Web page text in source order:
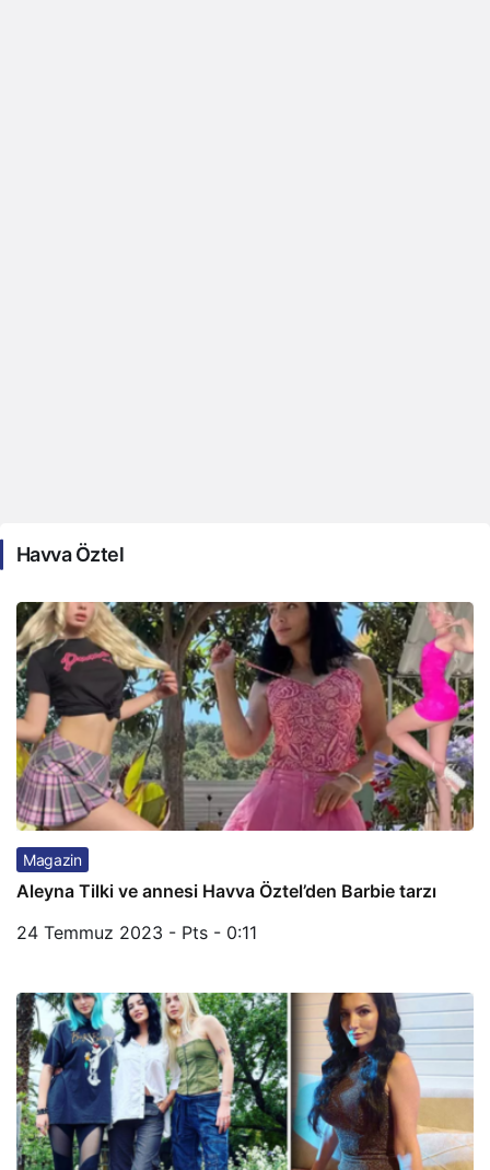
Havva Öztel
Magazin
Aleyna Tilki ve annesi Havva Öztel’den Barbie tarzı
24 Temmuz 2023 - Pts - 0:11